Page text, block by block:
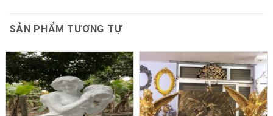
SẢN PHẨM TƯƠNG TỰ